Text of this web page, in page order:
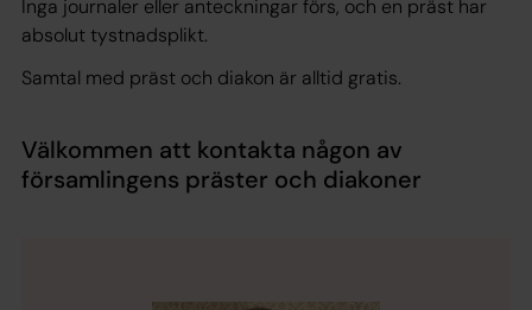
Inga journaler eller anteckningar förs, och en präst har
absolut tystnadsplikt.
Samtal med präst och diakon är alltid gratis.
Välkommen att kontakta någon av
församlingens präster och diakoner